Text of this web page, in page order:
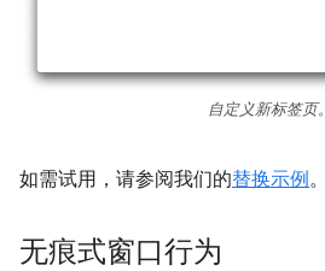
自定义新标签页。
如需试用，请参阅我们的替换示例。
无痕式窗口行为